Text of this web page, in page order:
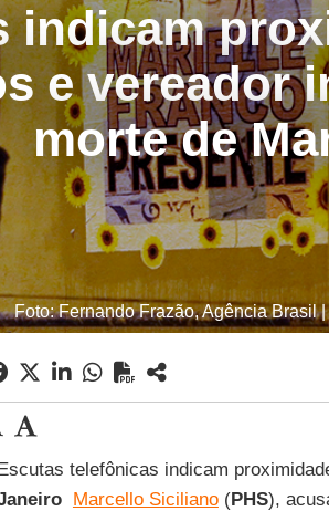
indicam
e vereador
morte de
Foto: Fernando Frazão, Agência Brasil
telefônicas indicam
Marcello Siciliano(PHS),